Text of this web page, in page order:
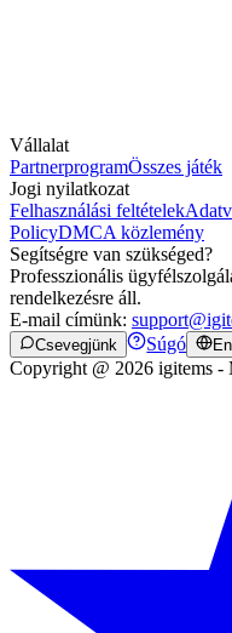
Vállalat
PartnerprogramÖsszes játék
Jogi nyilatkozat
Felhasználási feltételek
PolicyDMCA közlemény
Segítségre van szükséged?
Professzionális
rendelkezésre áll.
E-mail címünk:
Csevegjünk Súgó
Copyright @ 2026 igitems -